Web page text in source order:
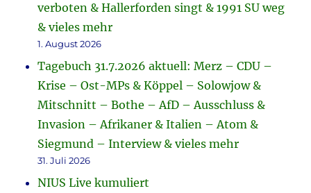
verboten & Hallerforden singt & 1991 SU weg
& vieles mehr
1. August 2026
Tagebuch 31.7.2026 aktuell: Merz – CDU –
Krise – Ost-MPs & Köppel – Solowjow &
Mitschnitt – Bothe – AfD – Ausschluss &
Invasion – Afrikaner & Italien – Atom &
Siegmund – Interview & vieles mehr
31. Juli 2026
NIUS Live kumuliert